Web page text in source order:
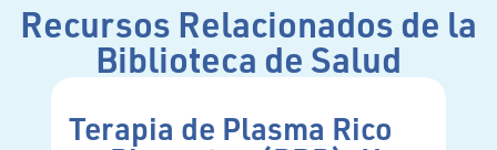
Recursos Relacionados de la
Biblioteca de Salud
Terapia de Plasma Rico